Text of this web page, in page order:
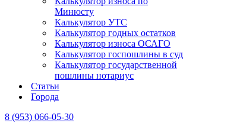
Минюсту
Калькулятор УТС
Калькулятор годных остатков
Калькулятор износа ОСАГО
Калькулятор госпошлины в суд
Калькулятор государственной
пошлины нотариус
Статьи
Города
8 (953) 066-05-30